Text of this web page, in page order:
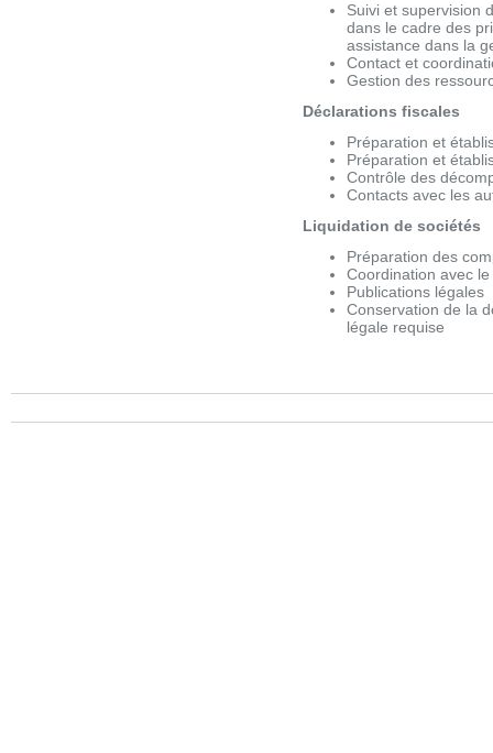
Suivi et supervision
dans le cadre des
assistance dans la
Contact et
Gestion des
Déclarations fiscales
Préparation et
Préparation et
Contrôle des
Contacts avec les
Liquidation de sociétés
Préparation des
Coordination avec
Publications légales
Conservation de la
légale requise